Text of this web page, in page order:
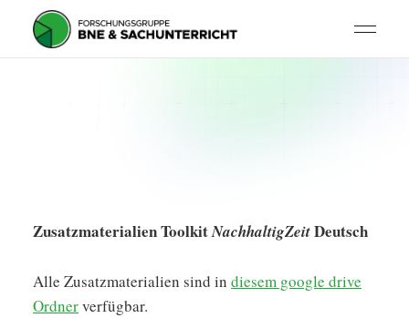
Zusatzmaterialien ToolkitNachhaltigZeitDeutsch
Alle Zusatzmaterialien sind in diesem google drive
Ordnerverfügbar.